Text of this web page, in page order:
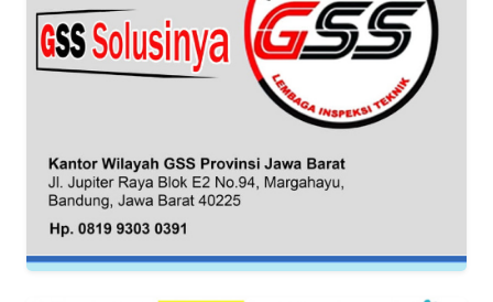
WN
JAKARTA
WN
BANTEN